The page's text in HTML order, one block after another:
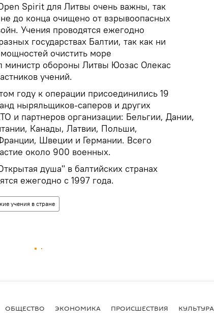
Spirit для Литвы очень важны, так
до конца очищено от взрывоопасных
Учения проводятся ежегодно
государствах Балтии, так как ни
очистить море
министр обороны Литвы Юозас Олекас
учений.
году к операции присоединились 19
ныряльщиков-саперов и других
и партнеров организации: Бельгии, Дании,
Канады, Латвии, Польши,
Швеции и Германии. Всего
около 900 военных.
душа" в балтийских странах
ежегодно с 1997 года.
учения в стране
ОБЩЕСТВО ЭКОНОМИКА ПРОИСШЕСТВИЯ КУЛЬТУРА